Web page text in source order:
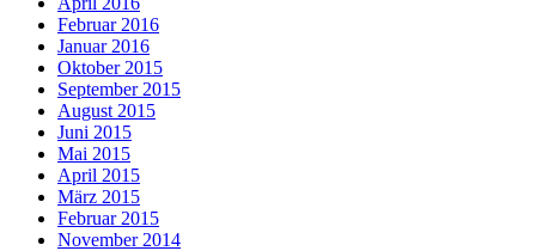
Februar 2016
Januar 2016
Oktober 2015
September 2015
August 2015
Juni 2015
Mai 2015
April 2015
März 2015
Februar 2015
November 2014